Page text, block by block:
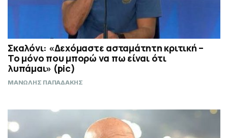
Σκαλόνι: «Δεχόμαστε ασταμάτητη κριτική –
Το μόνο που μπορώ να πω είναι ότι
λυπάμαι» (pic)
ΜΑΝΩΛΗΣ ΠΑΠΑΔΑΚΗΣ